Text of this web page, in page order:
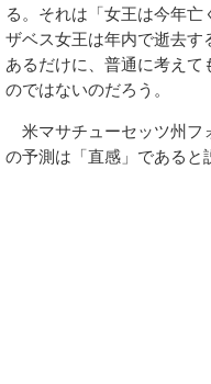
る。それは「女王は今年亡
ザベス女王は年内で逝去す
あるだけに、普通に考えて
のではないのだろう。
米マサチューセッツ州フ
の予測は「直感」であると